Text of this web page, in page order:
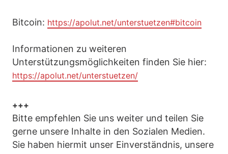
Bitcoin: https://apolut.net/unterstuetzen#bitcoin
Informationen zu weiteren
Unterstützungsmöglichkeiten finden Sie hier:
https://apolut.net/unterstuetzen/
+++
Bitte empfehlen Sie uns weiter und teilen Sie
gerne unsere Inhalte in den Sozialen Medien.
Sie haben hiermit unser Einverständnis, unsere